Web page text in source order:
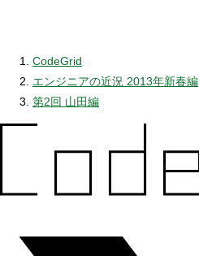
CodeGrid
エンジニアの近況 2013年新春編
第2回 山田編